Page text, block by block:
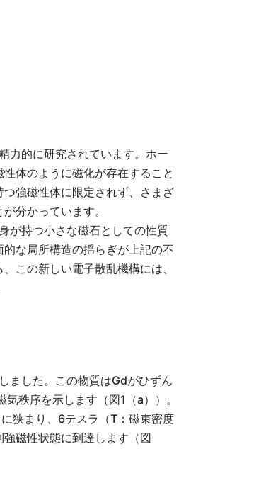
力的に研究されています。ホー
体のように磁化が存在すること
強磁性体に限定されず、さまざ
分かっています。
が持つ小さな磁石としての性質
な局所構造の揺らぎが上記の不
この新しい電子散乱機構には、
ました。この物質はGdがひずん
秩序を示します（図1（a））。
狭まり、6テスラ（T：磁束密度
磁性状態に到達します（図